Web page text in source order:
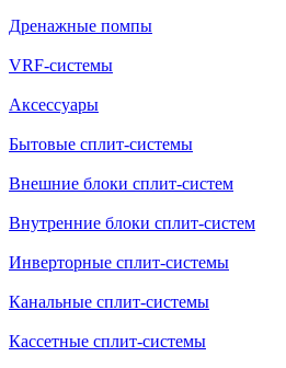
Дренажные помпы
VRF-системы
Аксессуары
Бытовые сплит-системы
Внешние блоки сплит-систем
Внутренние блоки сплит-систем
Инверторные сплит-системы
Канальные сплит-системы
Кассетные сплит-системы